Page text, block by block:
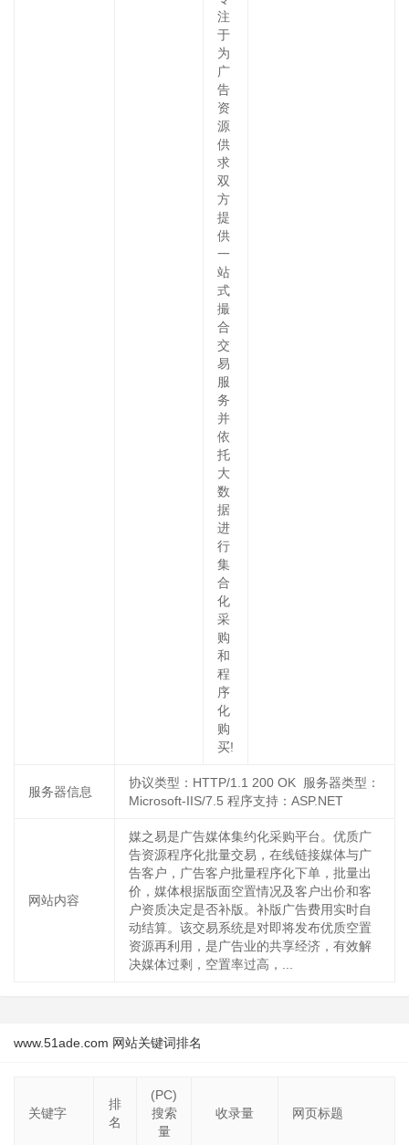
注
于
为
广
告
资
源
供
求
双
方
提
供
一
站
式
撮
合
交
易
服
务
并
依
托
大
数
据
进
行
集
合
化
采
购
和
程
序
化
购
买!
服务器信息
协议类型：HTTP/1.1 200 OK 服务器类型：
Microsoft-IIS/7.5 程序支持：ASP.NET
网站内容
媒之易是广告媒体集约化采购平台。优质广
告资源程序化批量交易，在线链接媒体与广
告客户，广告客户批量程序化下单，批量出
价，媒体根据版面空置情况及客户出价和客
户资质决定是否补版。补版广告费用实时自
动结算。该交易系统是对即将发布优质空置
资源再利用，是广告业的共享经济，有效解
决媒体过剩，空置率过高，...
www.51ade.com 网站关键词排名
关键字
排
名
(PC)
搜索
量
收录量 网页标题